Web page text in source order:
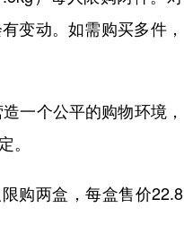
变动。如需购买多件，
一个公平的购物环境，
。
购两盒，每盒售价22.8